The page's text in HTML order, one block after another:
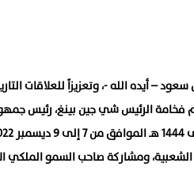
– أيده الله -، وتعزيزاً للعلاقات
الرئيس شي جين بينغ، رئيس
ومشاركة صاحب السمو الملكي